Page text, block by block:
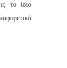
το ίδιο